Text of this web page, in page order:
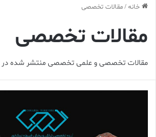
خانه/مقالات تخصصی
مقالات تخصصی
مقالات تخصصی و علمی تخصصی منتشر شده در